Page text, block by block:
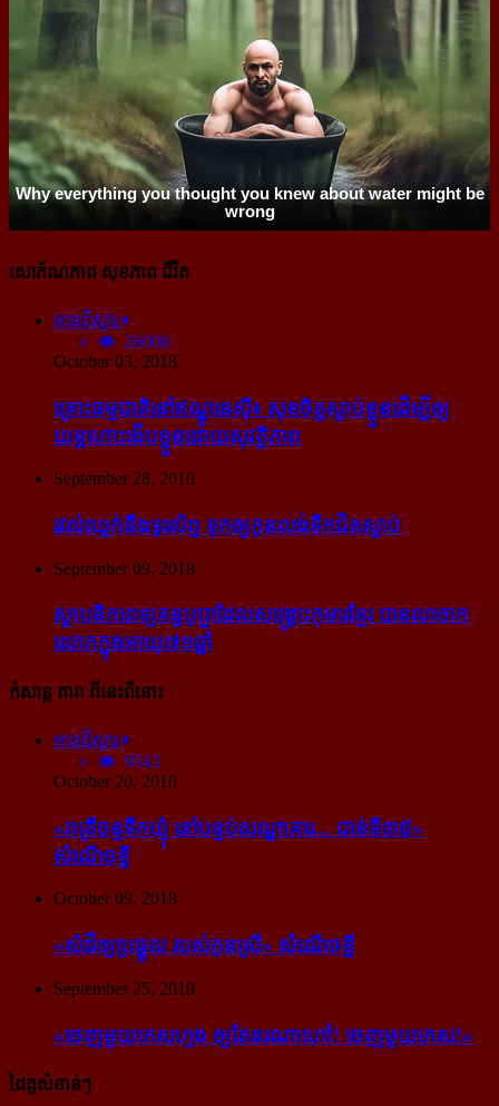
សោភ័ណភាព សុខភាព ជីវិត
អានពិស្ដារ
26008
October 03, 2018
គ្រោះធម្មជាតិនៅឥណ្ឌូនេស៊ី៖ សុខចិត្ត​ស្លាប់​ខ្លួន​ដើម្បី​ឲ្យ​
យន្ដហោះ​ងើប​ខ្លួន​ដោយ​សុវត្ថិភាព
September 28, 2018
រវល់​ឈ្លក់​នឹង​ទូរស័ព្ទ ទុក​ឲ្យ​កូន​លង់​ទឹក​ជិត​ស្លាប់
September 09, 2018
ស្ថាបនិក​ពេទ្យ​គន្ធបុប្ផា​ដែល​សង្គ្រោះ​កុមារ​ខ្មែរ​ បាន​លាចាក​
លោក​ក្នុង​អាយុ​៧១ឆ្នាំ
កំសាន្ដ តារា ពីនេះពីនោះ
អានពិស្ដារ
9543
October 20, 2018
«រាត្រីចន្ទទឹកឃ្មុំ នៅបន្ទប់សណ្ឋាគារ... ជាន់ទី៣៥»
សំណើចខ្លី
October 09, 2018
«សំដី​ឲ្យ​ប្រផ្នូល របស់​កូនស្រី» សំណើចខ្លី
September 25, 2018
«ចេញ​មួយ​កេស​ហ្មង ឲ្យ​តែ​នរណា​ហៅ! ចេញ​មួយ​កេស!»
ដៃគូសំខាន់ៗ